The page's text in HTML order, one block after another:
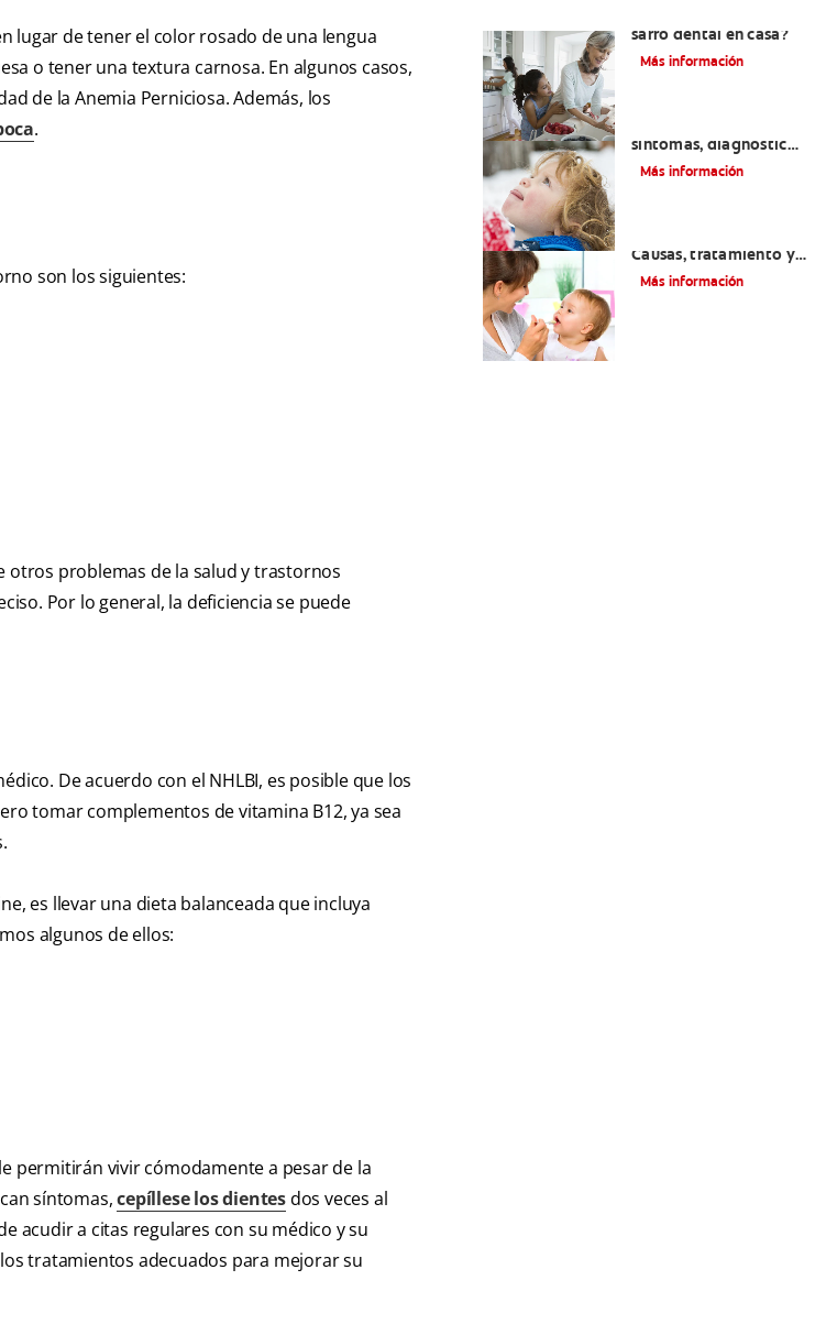
lugar de tener el color rosado de una lengua
o tener una textura carnosa. En algunos casos,
de la Anemia Perniciosa. Además, los
.
son los siguientes:
otros problemas de la salud y trastornos
Por lo general, la deficiencia se puede
De acuerdo con el NHLBI, es posible que los
tomar complementos de vitamina B12, ya sea
es llevar una dieta balanceada que incluya
algunos de ellos:
permitirán vivir cómodamente a pesar de la
síntomas,cepíllese los dientesdos veces al
acudir a citas regulares con su médico y su
tratamientos adecuados para mejorar su
sarro dental en casa?
Más información
síntomas, diagnóstico
y tratamiento
Más información
Causas, tratamiento y
cuidado
Más información